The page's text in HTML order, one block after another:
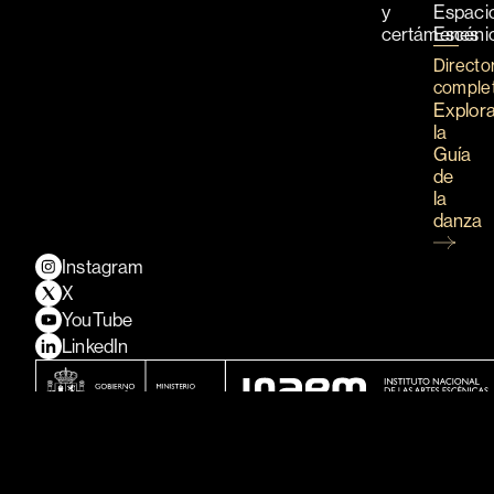
y
certámenes
la
Guía
de
la
danza
Instagram
X
YouTube
LinkedIn